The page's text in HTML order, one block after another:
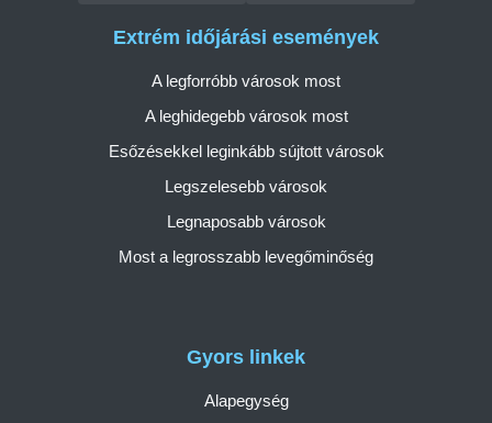
Gyors linkek
Alapegység
Extrém időjárási események
A legforróbb városok most
A leghidegebb városok most
Esőzésekkel leginkább sújtott városok
Legszelesebb városok
Legnaposabb városok
Most a legrosszabb levegőminőség